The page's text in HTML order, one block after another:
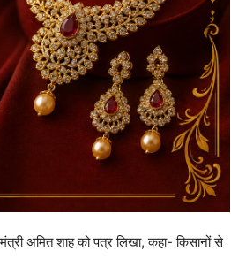
अमित शाह को पत्र लिखा, कहा- किसानों से